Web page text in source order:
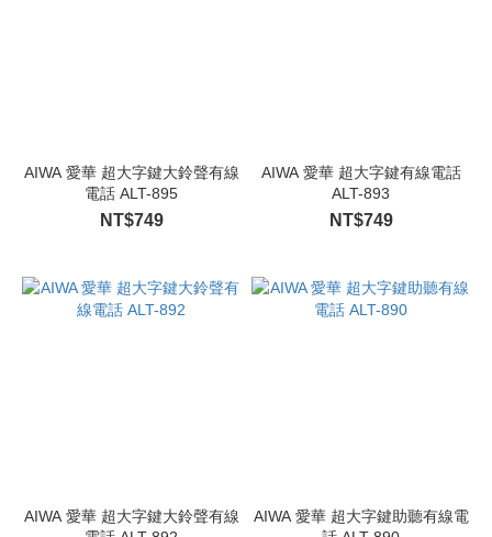
AIWA 愛華 超大字鍵大鈴聲有線
電話 ALT-895
NT$749
AIWA 愛華 超大字鍵有線電話
ALT-893
NT$749
AIWA 愛華 超大字鍵大鈴聲有線
AIWA 愛華 超大字鍵助聽有線電